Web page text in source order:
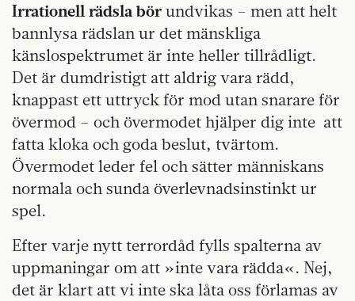
Irrationell rädsla bör undvikas – men att helt
bannlysa rädslan ur det mänskliga
känslospektrumet är inte heller tillrådligt.
Det är dumdristigt att aldrig vara rädd,
knappast ett uttryck för mod utan snarare för
övermod – och övermodet hjälper dig inte att
fatta kloka och goda beslut, tvärtom.
Övermodet leder fel och sätter människans
normala och sunda överlevnadsinstinkt ur
spel.
Efter varje nytt terrordåd fylls spalterna av
uppmaningar om att »inte vara rädda«. Nej,
det är klart att vi inte ska låta oss förlamas av